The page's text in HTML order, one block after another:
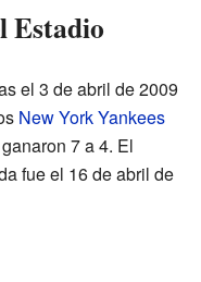
Estadio
el 3 de abril de 2009
New York Yankees
7 a 4. El
fue el 16 de abril de